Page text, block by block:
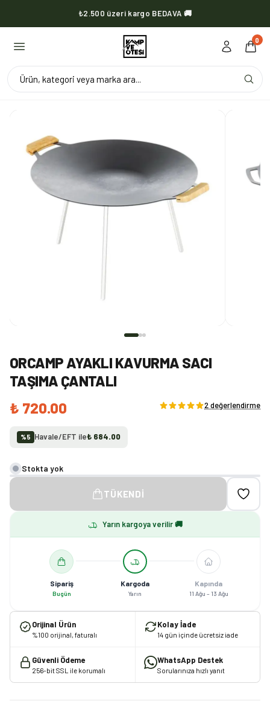
₺2.500 üzeri kargo BEDAVA 🚚
KVOX ürünlerinde kargo her zaman bedava 🔥
0
Ürün, kategori veya marka ara...
ORCAMP AYAKLI KAVURMA SACI
TAŞIMA ÇANTALI
₺ 720.00
2 değerlendirme
%5 Havale/EFT ile₺ 684.00
Stokta yok
TÜKENDI
Yarın kargoya verilir 🚚
Sipariş
Bugün
Kargoda
Yarın
Kapında
11 Ağu – 13 Ağu
Orijinal Ürün
%100 orijinal, faturalı
Kolay İade
14 gün içinde ücretsiz iade
Güvenli Ödeme
256-bit SSL ile korumalı
WhatsApp Destek
Sorularınıza hızlı yanıt